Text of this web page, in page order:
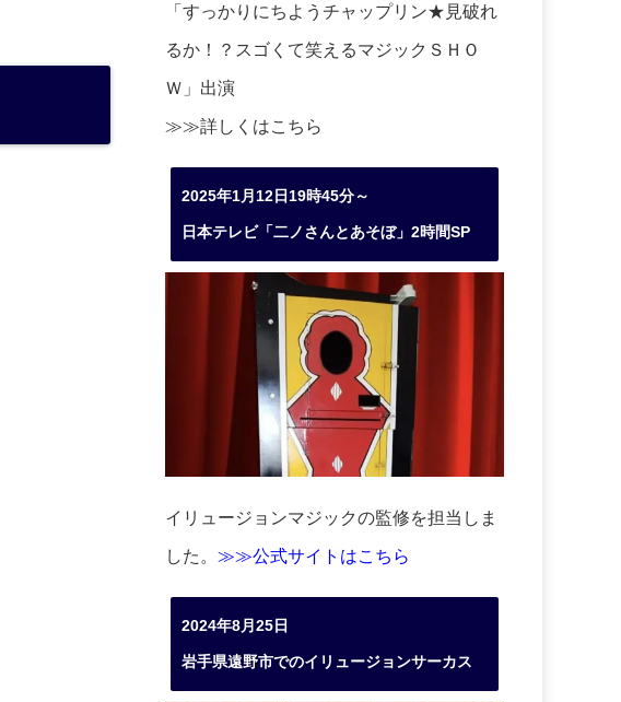
「すっかりにちようチャップリン★見破れ
るか！？スゴくて笑えるマジックＳＨＯ
Ｗ」出演
≫≫詳しくはこちら
2025年1月12日19時45分～
日本テレビ「二ノさんとあそぼ」2時間SP
イリュージョンマジックの監修を担当しま
した。 ≫≫公式サイトはこちら
2024年8月25日
岩手県遠野市でのイリュージョンサーカス